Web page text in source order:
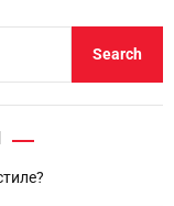
Search